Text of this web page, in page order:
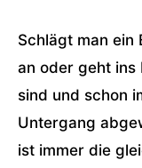
Schlägt man ein
an oder geht ins
sind und schon
Untergang
ist immer die